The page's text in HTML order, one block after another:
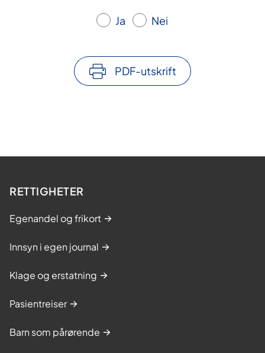
Ja Nei
PDF-utskrift
RETTIGHETER
Egenandel og frikort
Innsyn i egen journal
Klage og erstatning
Pasientreiser
Barn som pårørende